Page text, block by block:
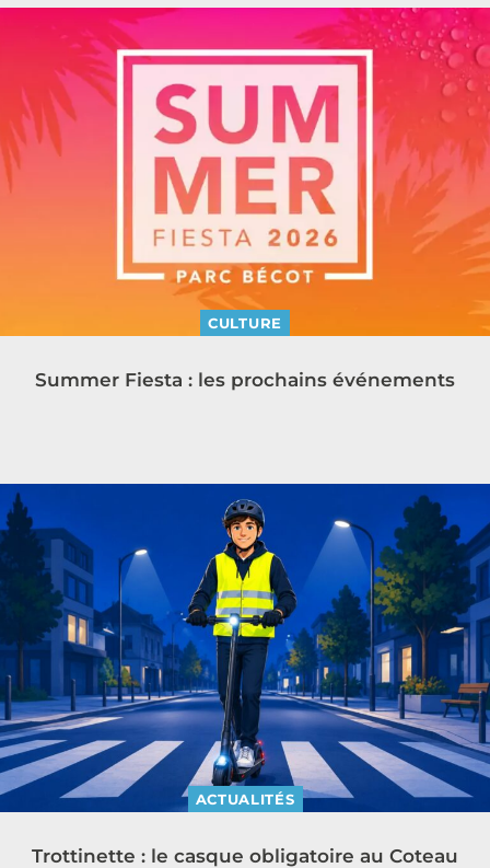
CULTURE
Summer Fiesta : les prochains événements
ACTUALITÉS
Trottinette : le casque obligatoire au Coteau